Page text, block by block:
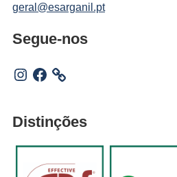
geral@esarganil.pt
Segue-nos
Instagram
Facebook
Distinções